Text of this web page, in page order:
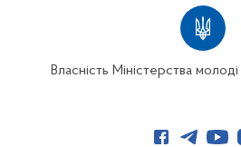
Власність Міністерства